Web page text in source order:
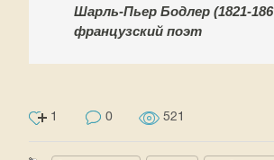
Шарль-Пьер Бодлер (1821-
французский поэт
1 0 521